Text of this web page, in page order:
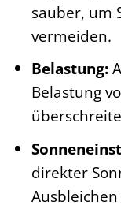
sauber, um
vermeiden.
Belastung:
Belastung
direkter